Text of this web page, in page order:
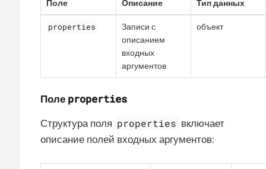
Поле Описание Тип данных
properties
Записи с
описанием
входных
аргументов
объект
Поле properties
Структура поля properties включает
описание полей входных аргументов: